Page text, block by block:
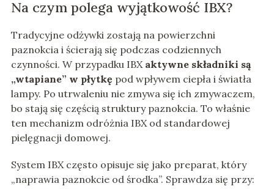
Na czym polega wyjątkowość IBX?
Tradycyjne odżywki zostają na powierzchni
paznokcia i ścierają się podczas codziennych
czynności. W przypadku IBX aktywne składniki są
„wtapiane” w płytkę pod wpływem ciepła i światła
lampy. Po utrwaleniu nie zmywa się ich zmywaczem,
bo stają się częścią struktury paznokcia. To właśnie
ten mechanizm odróżnia IBX od standardowej
pielęgnacji domowej.
System IBX często opisuje się jako preparat, który
„naprawia paznokcie od środka”. Sprawdza się przy: